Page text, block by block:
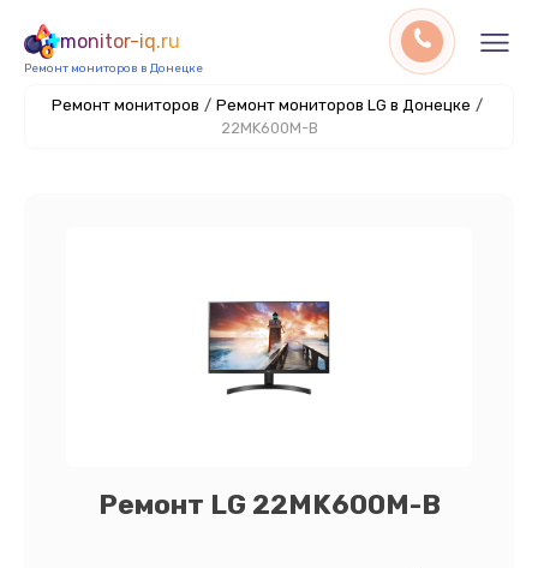
monitor-iq.ru
Ремонт мониторов в Донецке
Ремонт мониторов / Ремонт мониторов LG в Донецке /
22MK600M-B
Ремонт LG 22MK600M-B